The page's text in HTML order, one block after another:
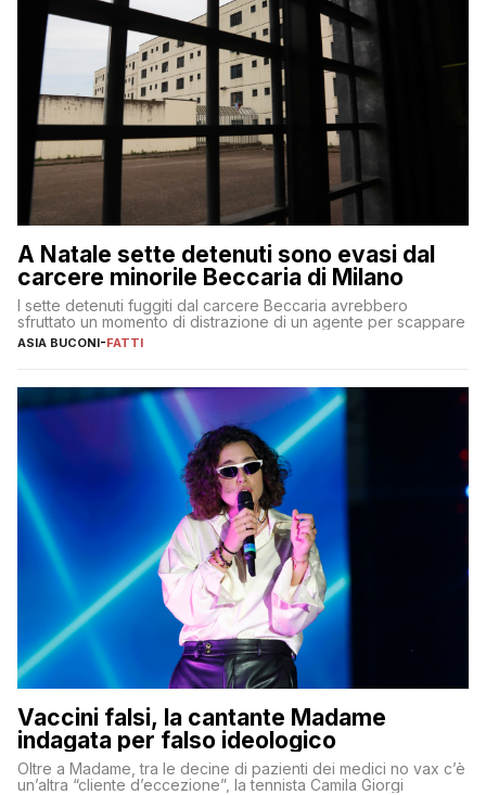
A Natale sette detenuti sono evasi dal
carcere minorile Beccaria di Milano
I sette detenuti fuggiti dal carcere Beccaria avrebbero
sfruttato un momento di distrazione di un agente per scappare
ASIA BUCONI-FATTI
Vaccini falsi, la cantante Madame
indagata per falso ideologico
Oltre a Madame, tra le decine di pazienti dei medici no vax c’è
un’altra “cliente d’eccezione”, la tennista Camila Giorgi